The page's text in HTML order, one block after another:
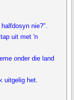
nie?".
uit met 'n
onder die land
uitgelig het.